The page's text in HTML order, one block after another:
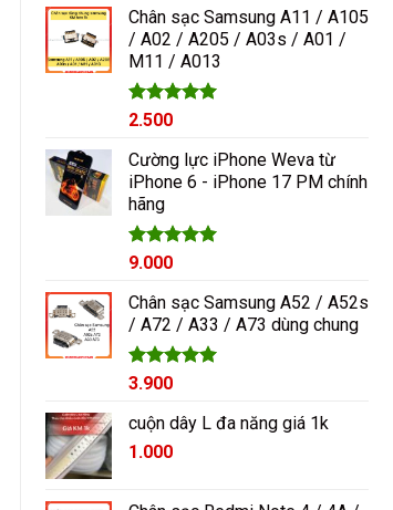
5 sao
Chân sạc Samsung A11 / A105
/ A02 / A205 / A03s / A01 /
M11 / A013
Được xếp
5 sao
2.500
Cường lực iPhone Weva từ
iPhone 6 - iPhone 17 PM chính
hãng
Được xếp
5 sao
9.000
Chân sạc Samsung A52 / A52s
/ A72 / A33 / A73 dùng chung
Được xếp
5 sao
3.900
cuộn dây L đa năng giá 1k
1.000